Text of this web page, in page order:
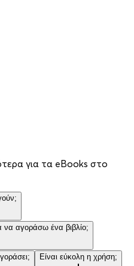
για τα eBooks στο
να αγοράσω ένα βιβλίο;
Είναι εύκολη η χρήση;